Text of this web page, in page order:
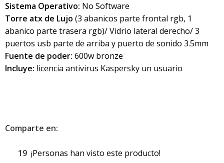
Sistema Operativo: No Software
Torre atx de Lujo (3 abanicos parte frontal rgb, 1
abanico parte trasera rgb)/ Vidrio lateral derecho/ 3
puertos usb parte de arriba y puerto de sonido 3.5mm
Fuente de poder: 600w bronze
Incluye: licencia antivirus Kaspersky un usuario
Comparte en:
19 ¡Personas han visto este producto!